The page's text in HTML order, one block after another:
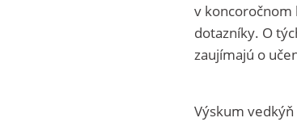
v koncoročnom
dotazníky. O
zaujímajú o
Výskum